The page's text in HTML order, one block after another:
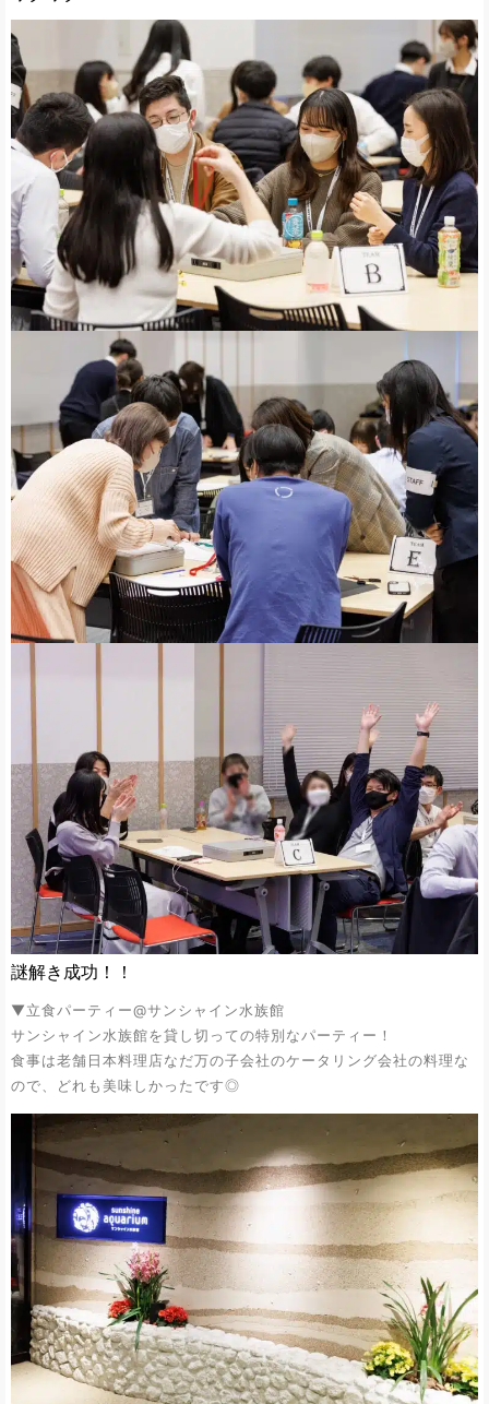
謎解き成功！！
▼立食パーティー@サンシャイン水族館
サンシャイン水族館を貸し切っての特別なパーティー！
食事は老舗日本料理店なだ万の子会社のケータリング会社の料理な
ので、どれも美味しかったです◎